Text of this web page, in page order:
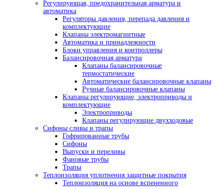
Регулирующая, предохранительная арматура и
автоматика
Регуляторы давления, перепада давления и
комплектующие
Клапаны электромагнитные
Автоматика и принадлежности
Блоки управления и контроллеры
Балансировочная арматура
Клапаны балансировочные
термостатические
Автоматические балансировочные клапаны
Ручные балансировочные клапаны
Клапаны регулирующие, электроприводы и
комплектующие
Электроприводы
Клапаны регулирующие двухходовые
Сифоны сливы и трапы
Гофрированные трубы
Сифоны
Выпуски и переливы
Фановые трубы
Трапы
Теплоизоляция уплотнения защитные покрытия
Теплоизоляция на основе вспененного